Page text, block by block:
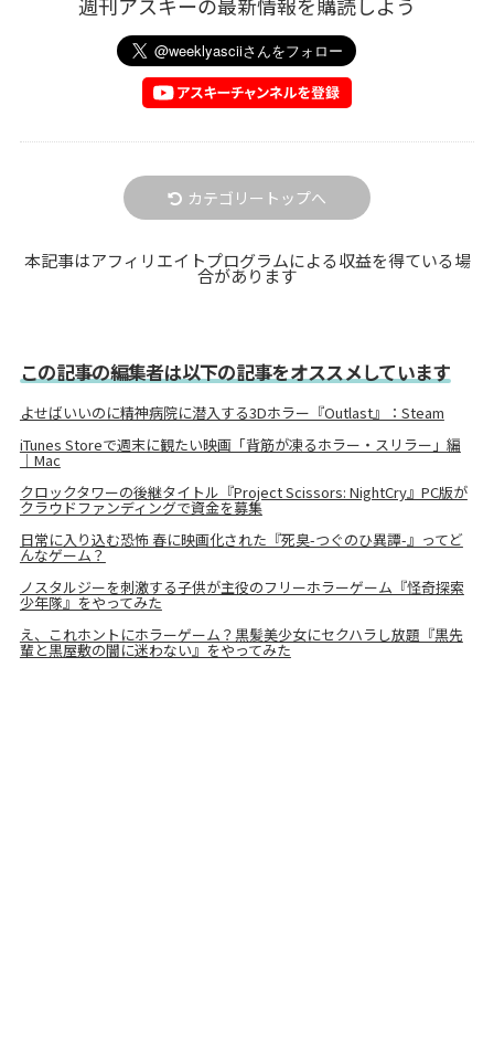
カテゴリートップへ
本記事はアフィリエイトプログラムによる収益を得ている場
合があります
この記事の編集者は以下の記事をオススメしています
よせばいいのに精神病院に潜入する3Dホラー『Outlast』：Steam
iTunes Storeで週末に観たい映画「背筋が凍るホラー・スリラー」編
｜Mac
クロックタワーの後継タイトル『Project Scissors: NightCry』PC版が
クラウドファンディングで資金を募集
日常に入り込む恐怖 春に映画化された『死臭-つぐのひ異譚-』ってど
んなゲーム？
ノスタルジーを刺激する子供が主役のフリーホラーゲーム『怪奇探索
少年隊』をやってみた
え、これホントにホラーゲーム？黒髪美少女にセクハラし放題『黒先
輩と黒屋敷の闇に迷わない』をやってみた